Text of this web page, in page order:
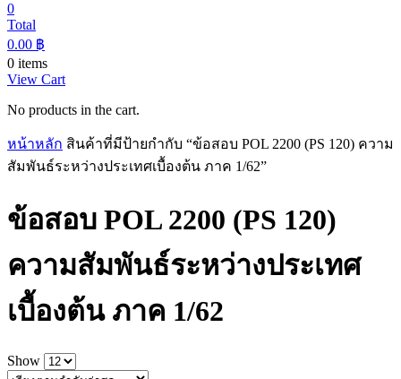
0
Total
0.00 ฿
0 items
View Cart
No products in the cart.
หน้าหลัก สินค้าที่มีป้ายกำกับ “ข้อสอบ POL 2200 (PS 120) ความ
สัมพันธ์ระหว่างประเทศเบื้องต้น ภาค 1/62”
ข้อสอบ POL 2200 (PS 120)
ความสัมพันธ์ระหว่างประเทศ
เบื้องต้น ภาค 1/62
Show